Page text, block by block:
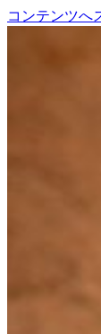
コンテンツへ